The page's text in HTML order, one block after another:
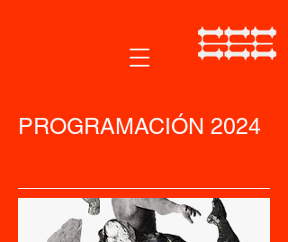
PROGRAMACIÓN 2024